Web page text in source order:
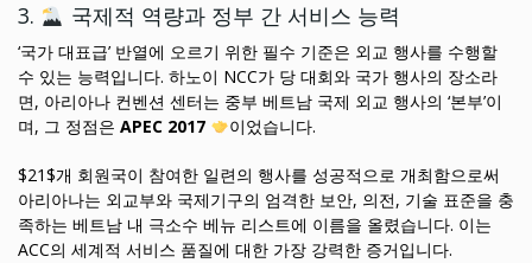
3. 국제적 역량과 정부 간 서비스 능력
‘국가 대표급’ 반열에 오르기 위한 필수 기준은 외교 행사를 수행할
수 있는 능력입니다. 하노이 NCC가 당 대회와 국가 행사의 장소라
면, 아리아나 컨벤션 센터는 중부 베트남 국제 외교 행사의 ‘본부’이
며, 그 정점은 APEC 2017 이었습니다.
$21$개 회원국이 참여한 일련의 행사를 성공적으로 개최함으로써
아리아나는 외교부와 국제기구의 엄격한 보안, 의전, 기술 표준을 충
족하는 베트남 내 극소수 베뉴 리스트에 이름을 올렸습니다. 이는
ACC의 세계적 서비스 품질에 대한 가장 강력한 증거입니다.